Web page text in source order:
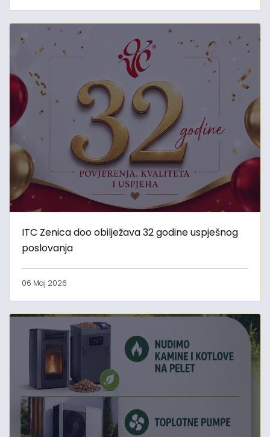
ITC Zenica doo obilježava 32 godine uspješnog
poslovanja
06 Maj 2026